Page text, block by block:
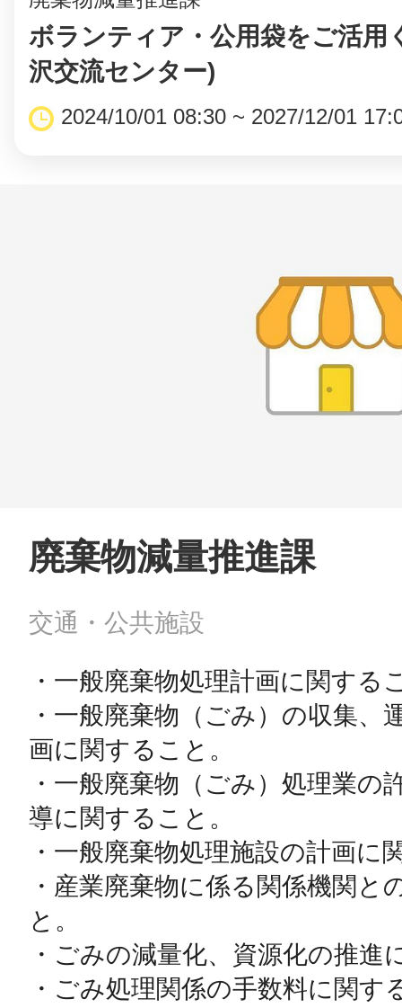
ボランティア・公用袋をご活用
沢交流センター)
2024/10/01 08:30 ~ 2027/12/01
廃棄物減量推進課
交通・公共施設
・一般廃棄物処理計画に関する
・一般廃棄物（ごみ）の収集、
画に関すること。
・一般廃棄物（ごみ）処理業の
導に関すること。
・一般廃棄物処理施設の計画に
・産業廃棄物に係る関係機関と
と。
・ごみの減量化、資源化の推進
・ごみ処理関係の手数料に関す